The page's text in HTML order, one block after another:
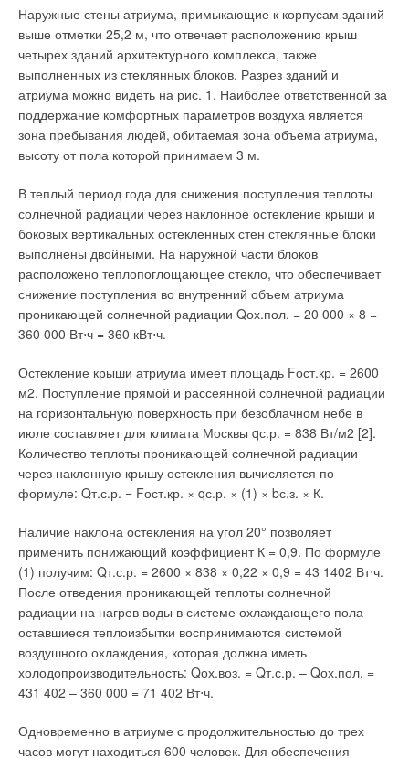
Наружные стены атриума, примыкающие к корпусам зданий
выше отметки 25,2 м, что отвечает расположению крыш
четырех зданий архитектурного комплекса, также
выполненных из стеклянных блоков. Разрез зданий и
атриума можно видеть на рис. 1. Наиболее ответственной за
поддержание комфортных параметров воздуха является
зона пребывания людей, обитаемая зона объема атриума,
высоту от пола которой принимаем 3 м.
В теплый период года для снижения поступления теплоты
солнечной радиации через наклонное остекление крыши и
боковых вертикальных остекленных стен стеклянные блоки
выполнены двойными. На наружной части блоков
расположено теплопоглощающее стекло, что обеспечивает
снижение поступления во внутренний объем атриума
проникающей солнечной радиации Qох.пол. = 20 000 × 8 =
360 000 Вт⋅ч = 360 кВт⋅ч.
Остекление крыши атриума имеет площадь Fост.кр. = 2600
м2. Поступление прямой и рассеянной солнечной радиации
на горизонтальную поверхность при безоблачном небе в
июле составляет для климата Москвы qс.р. = 838 Вт/м2 [2].
Количество теплоты проникающей солнечной радиации
через наклонную крышу остекления вычисляется по
формуле: Qт.с.р. = Fост.кр. × qс.р. × (1) × bс.з. × К.
Наличие наклона остекления на угол 20° позволяет
применить понижающий коэффициент К = 0,9. По формуле
(1) получим: Qт.с.р. = 2600 × 838 × 0,22 × 0,9 = 43 1402 Вт⋅ч.
После отведения проникающей теплоты солнечной
радиации на нагрев воды в системе охлаждающего пола
оставшиеся теплоизбытки воспринимаются системой
воздушного охлаждения, которая должна иметь
холодопроизводительность: Qох.воз. = Qт.с.р. – Qох.пол. =
431 402 – 360 000 = 71 402 Вт⋅ч.
Одновременно в атриуме с продолжительностью до трех
часов могут находиться 600 человек. Для обеспечения
Возникший на базе «Ижевского электромеханического
завода» торгово-сервисный центр «Купол» — молодое
предприятие, как и коллектив, работающий у нас. Но,
несмотря на молодость, это очень сплоченная,
квалифицированная команда, которая гарантирует не только
высокое качество обслуживания клиентов, но и берет на
себя важные обязательства по решению проблем, связанных
с функционированием нашего оборудования. Каждый раз,
центрам, вы используете огромный опыт по обслуживанию и
ремонту, накопленный нашей компанией.
Теперь вы сможете получать «тепло в работе» не только от
обогревателей. «Тепло в работе» — это стиль деятельности,
который определяет отношение и результат каждого, кто
связан с производством, продажей и эксплуатацией
теплового оборудования «Метеор» и «Бархан».
Читайте по теме:
→
Тепловые завесы НПО «ТЕПЛОМАШ»: изделия высокого
качества, востребованные рынком
продукции
ЖУРНАЛ СОК ДЕКАБРЬ 2004
→ Тепловые пушки
ЖУРНАЛ СОК НОЯБРЬ 2002
→
Инверторные накопительные водонагреватели Royal
Thermo: чем отличаются три серии
ЖУРНАЛ СОК АВГУСТ 2026
Комментарии
Вот уже 30 лет существует и развивается
итальянская компания DAB, специализирующаяся
на производстве насосного оборудования. И с
каждым годом все больше и больше людей
убеждаются в превосходном качестве ее
продукции.
А начиналось все в 1975 г., когда в местечке Местрино близ
города Падуя на севере Италии на мощностях
обанкротившейся компании VEMA заработал небольшой
завод по производству бытовых водяных насосов.
Учредителями маркиDAB
подготовкой и экономист (как это часто бывает, один знает,
что нужно производить, а другой— где взять деньги на
производство).
Поскольку VEMA выпускала циркуляционные насосы,
сохранились линии по их производству. Но для успешной
работы нужно было расширять модельный ряд. Первой
они имели довольно непрезентабельный вид. Однако
благодаря простоте конструкции и качеству комплектующих
эти насосы быстро завоевали признание потребителей.
Дела фирмы пошли в гору и в 1981 г. был куплен завод с
современным чугунно-литейным производством. Это дало
возможность расширить ассортимент производимых насосов.
И вот через пять лет DAB приступает к расширению
производственной программы циркуляционных насосов. Для
современные автоматизированные линии и налаживается
производство самого массового на сегодня вида продукции